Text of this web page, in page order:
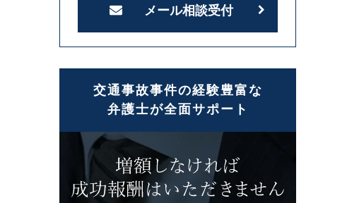
メール相談受付
交通事故事件の経験豊富な
弁護士が全面サポート